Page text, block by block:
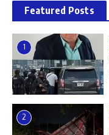
Featured Posts
1
2